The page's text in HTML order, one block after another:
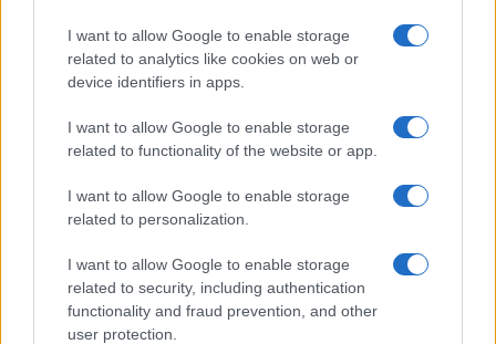
I want to allow Google to enable storage
related to analytics like cookies on web or
device identifiers in apps.
I want to allow Google to enable storage
related to functionality of the website or app.
I want to allow Google to enable storage
related to personalization.
I want to allow Google to enable storage
related to security, including authentication
functionality and fraud prevention, and other
user protection.
Tελευταίες Ειδήσεις για την Παιδεία και την